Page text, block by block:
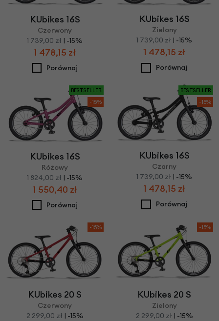
KUbikes 16S
Czerwony
1 739,00 zł | -15%
1 478,15 zł
Porównaj
KUbikes 16S
Zielony
1 739,00 zł | -15%
1 478,15 zł
Porównaj
BESTSELLER
-15%
KUbikes 16S
Różowy
1 824,00 zł | -15%
1 550,40 zł
Porównaj
BESTSELLER
-15%
KUbikes 16S
Czarny
1 739,00 zł | -15%
1 478,15 zł
Porównaj
-15%
KUbikes 20 S
Czerwony
2 299,00 zł | -15%
-15%
KUbikes 20 S
Zielony
2 299,00 zł | -15%